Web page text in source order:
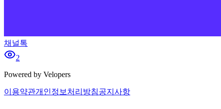
채널톡
2
Powered by Velopers
이용약관개인정보처리방침공지사항